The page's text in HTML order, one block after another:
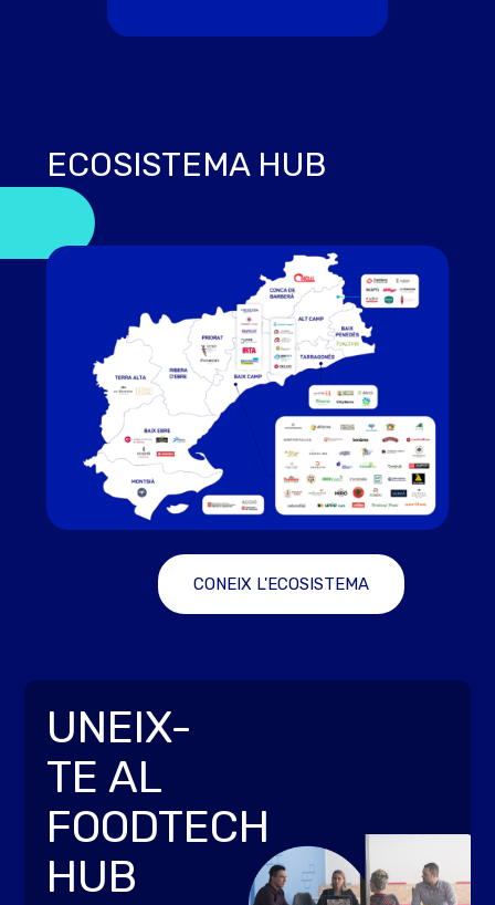
ECOSISTEMA HUB
CONEIX L'ECOSISTEMA
UNEIX-
TE AL
FOODTECH
HUB